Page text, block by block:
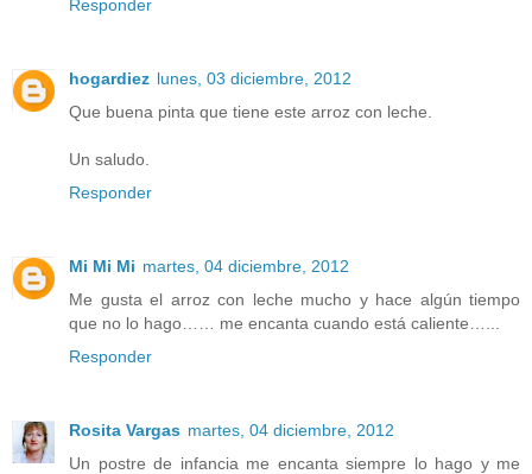
Responder
hogardiez lunes, 03 diciembre, 2012
Que buena pinta que tiene este arroz con leche.
Un saludo.
Responder
Mi Mi Mi martes, 04 diciembre, 2012
Me gusta el arroz con leche mucho y hace algún tiempo
que no lo hago…… me encanta cuando está caliente…...
Responder
Rosita Vargas martes, 04 diciembre, 2012
Un postre de infancia me encanta siempre lo hago y me